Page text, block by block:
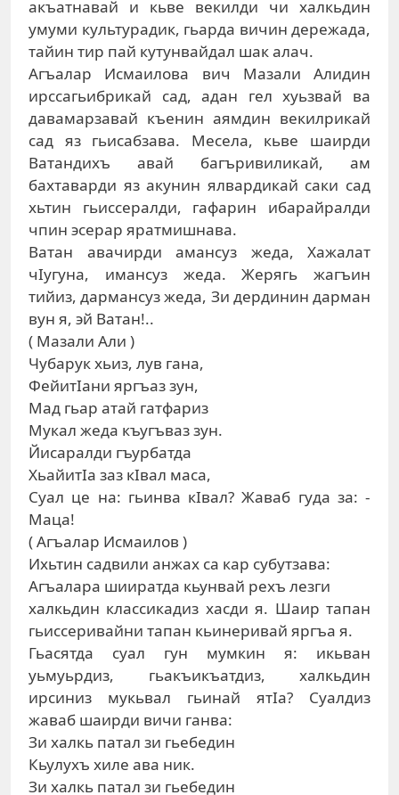
акъатнавай и кьве векилди чи халкьдин
умуми культурадик, гьарда вичин дережада,
тайин тир пай кутунвайдал шак алач.
Агъалар Исмаилова вич Мазали Алидин
ирссагьибрикай сад, адан гел хуьзвай ва
давамарзавай къенин аямдин векилрикай
сад яз гьисабзава. Месела, кьве шаирди
Ватандихъ авай багъривиликай, ам
бахтаварди яз акунин ялвардикай саки сад
хьтин гьиссералди, гафарин ибарайралди
чпин эсерар яратмишнава.
Ватан авачирди амансуз жеда, Хажалат
чIугуна, имансуз жеда. Жерягь жагъин
тийиз, дармансуз жеда, Зи дердинин дарман
вун я, эй Ватан!..
( Мазали Али )
Чубарук хьиз, лув гана,
ФейитIани яргъаз зун,
Мад гьар атай гатфариз
Мукал жеда къугъваз зун.
Йисаралди гъурбатда
ХьайитIа заз кIвал маса,
Суал це на: гьинва кIвал? Жаваб гуда за: -
Маца!
( Агъалар Исмаилов )
Ихьтин садвили анжах са кар субутзава:
Агъалара шииратда кьунвай рехъ лезги
халкьдин классикадиз хасди я. Шаир тапан
гьиссеривайни тапан кьинеривай яргъа я.
Гьасятда суал гун мумкин я: икьван
уьмуьрдиз, гьакъикъатдиз, халкьдин
ирсиниз мукьвал гьинай ятIа? Суалдиз
жаваб шаирди вичи ганва:
Зи халкь патал зи гьебедин
Кьулухъ хиле ава ник.
Зи халкь патал зи гьебедин